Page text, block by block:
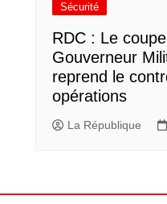
Sécurité
RDC : Le
Gouverneur
reprend le
opérations
La République